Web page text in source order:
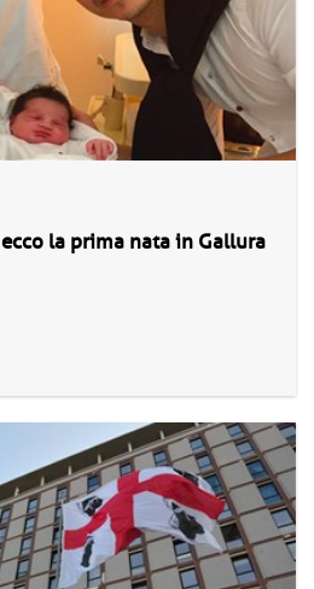
la prima nata in Gallura